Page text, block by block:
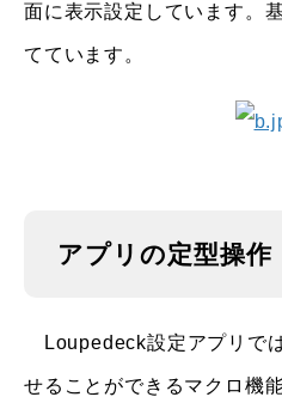
面に表示設定しています。
てています。
アプリの定型操作
Loupedeck設定アプリで
せることができるマクロ機